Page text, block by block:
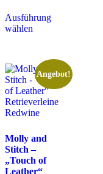
Ausführung
wählen
Angebot!
Molly and
Stitch –
„Touch of
Leather“